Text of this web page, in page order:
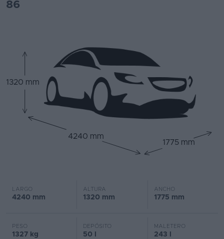
86
1320 mm
4240 mm
1775 mm
LARGO
4240 mm
ALTURA
1320 mm
ANCHO
1775 mm
PESO
1327 kg
DEPÓSITO
50 l
MALETERO
243 l